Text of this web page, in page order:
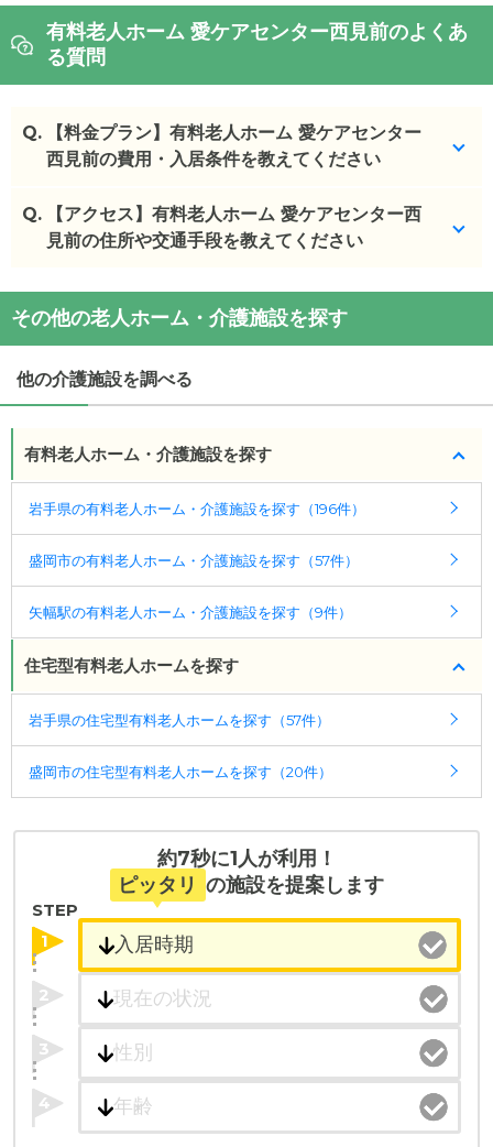
有料老人ホーム 愛ケアセンター西見前のよくあ
る質問
Q.
【料金プラン】有料老人ホーム 愛ケアセンター
西見前の費用・入居条件を教えてください
有料老人ホーム 愛ケアセンター西見前の入居金・月
額料金は次のとおりです。
・月額費用が13.3万円
・要介護度：要支援1、要支援2、要介護1、要介護
・認知症：受け入れ可
ケアスル 介護では詳細な料金プランをご確認頂けま
す。詳しくはこちら 。
◎ケアスル 介護の3つの特徴
ポート
入居相談：
0120-579-721
受付時間：10：00～19：00
・全国10000件の介護施設情報を掲載
幅広い選択肢の中から、条件にあった施設を選ぶ
ことができます。
たとえば「カラオケ」「麻雀」が楽しめる施設、
「夫婦入居可」の施設、「看取り可」の施設など、
医療・看護体制から施設を探すこともできます。
Q.
【アクセス】有料老人ホーム 愛ケアセンター西
見前の住所や交通手段を教えてください
有料老人ホーム 愛ケアセンター西見前の交通アクセ
ス
・住所：岩手県盛岡市西見前13-76
・最寄り駅：
その他の老人ホーム・介護施設を探す
他の介護施設を調べる
有料老人ホーム・介護施設を探す
岩手県の有料老人ホーム・介護施設を探す（196件）
盛岡市の有料老人ホーム・介護施設を探す（57件）
矢幅駅の有料老人ホーム・介護施設を探す（9件）
住宅型有料老人ホームを探す
岩手県の住宅型有料老人ホームを探す（57件）
盛岡市の住宅型有料老人ホームを探す（20件）
約7秒に1人が利用！
ピッタリ の施設を提案します
STEP
1
2
3
4